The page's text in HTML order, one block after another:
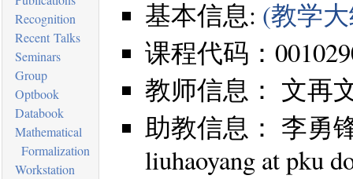
Recognition
Recent Talks
Seminars
Group
Optbook
Databook
Mathematical
Formalization
Workstation
基本信息: (教学
课程代码：
教师信息： 文再
助教信息： 李勇
liuhaoyang at pku